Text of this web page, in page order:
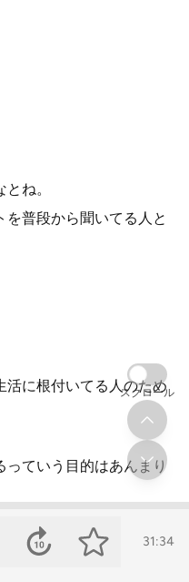
ね。
普段から聞いてる人と
活に根付いてる人のため
っていう目的はあんまり
ね。
31:34
スクロール